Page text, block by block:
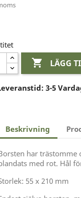
 LÄGG
3-5
Beskrivning
har trästomme
med rot. Hål
55 x 210 mm